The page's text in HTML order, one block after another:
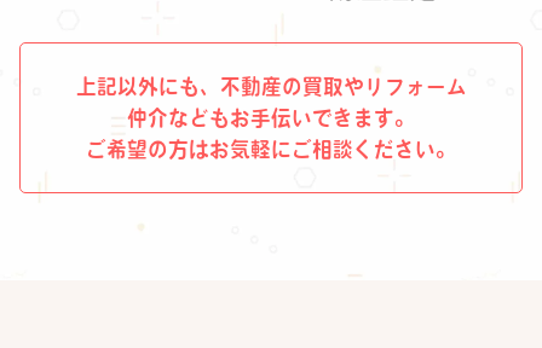
上記以外にも、不動産の買取やリフォーム
仲介などもお手伝いできます。
ご希望の方はお気軽にご相談ください。